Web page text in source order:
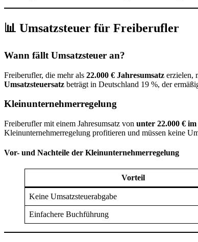
📊 Umsatzsteuer für Freiberufler
Wann fällt Umsatzsteuer an?
Freiberufler, die mehr als 22.000 € Jahresumsatz erzielen,
Umsatzsteuersatz beträgt in Deutschland 19 %, der
Kleinunternehmerregelung
Freiberufler mit einem Jahresumsatz von unter 22.000 €
Kleinunternehmerregelung profitieren und müssen keine
Vor- und Nachteile der Kleinunternehmerregelung
Vorteil
Keine Umsatzsteuerabgabe
Einfachere Buchführung